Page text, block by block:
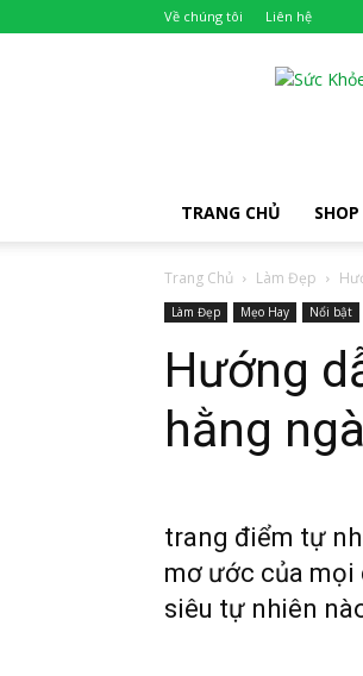
Về chúng tôi Liên hệ
TRANG CHỦ SHOP
Trang Chủ Làm Đẹp
Làm Đẹp Mẹo Hay Nổi bật
Hướng
hằng
trang điểm tự
mơ ước của
siêu tự nhiên